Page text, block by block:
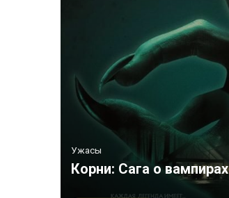
Ужасы
Корни: Сага о вампирах